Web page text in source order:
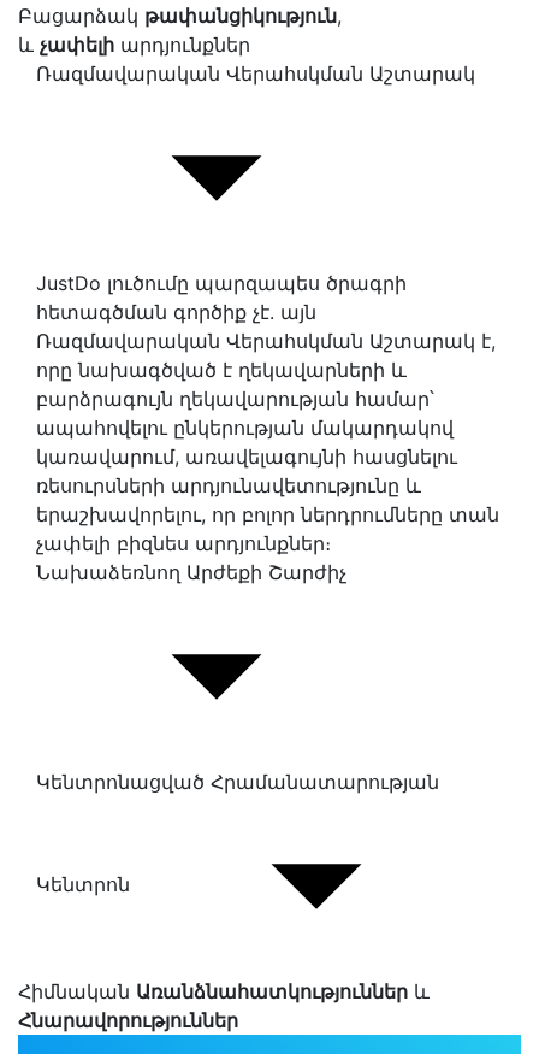
Բացարձակ թափանցիկություն,
և չափելի արդյունքներ
Ռազմավարական Վերահսկման Աշտարակ
JustDo լուծումը պարզապես ծրագրի
հետագծման գործիք չէ. այն
Ռազմավարական Վերահսկման Աշտարակ է,
որը նախագծված է ղեկավարների և
բարձրագույն ղեկավարության համար՝
ապահովելու ընկերության մակարդակով
կառավարում, առավելագույնի հասցնելու
ռեսուրսների արդյունավետությունը և
երաշխավորելու, որ բոլոր ներդրումները տան
չափելի բիզնես արդյունքներ։
Նախաձեռնող Արժեքի Շարժիչ
Կենտրոնացված Հրամանատարության
Կենտրոն
Հիմնական Առանձնահատկություններ և
Հնարավորություններ